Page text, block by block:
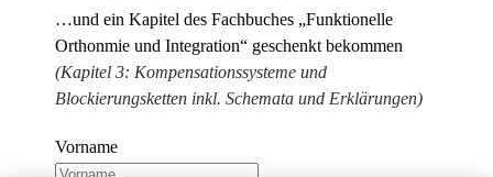
…und ein Kapitel des Fachbuches „Funktionelle
Orthonmie und Integration“ geschenkt bekommen
(Kapitel 3: Kompensationssysteme und
Blockierungsketten inkl. Schemata und Erklärungen)
Vorname